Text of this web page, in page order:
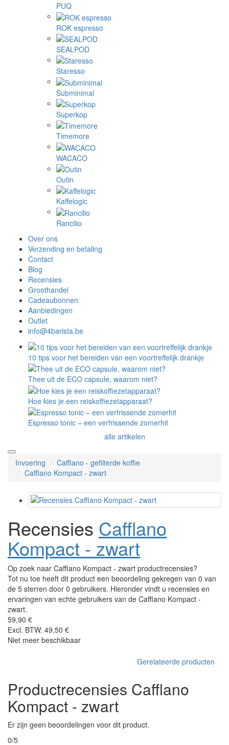
PUQ
ROK espresso
SEALPOD
Staresso
Subminimal
Superkop
Timemore
WACACO
Outin
Kaffelogic
Rancilio
Over ons
Verzending en betaling
Contact
Blog
Recensies
Groothandel
Cadeaubonnen
Aanbiedingen
Outlet
info@4barista.be
10 tips voor het bereiden van een voortreffelijk drankje
Thee uit de ECO capsule, waarom niet?
Hoe kies je een reiskoffiezetapparaat?
Espresso tonic – een verfrissende zomerhit
alle artikelen
Invoering
Cafflano - gefilterde koffie
Cafflano Kompact - zwart
Recensies Cafflano
Kompact - zwart
Op zoek naar Cafflano Kompact - zwart productrecensies?
Tot nu toe heeft dit product een beoordeling gekregen van 0 van
de 5 sterren door 0 gebruikers. Hieronder vindt u recensies en
ervaringen van echte gebruikers van de Cafflano Kompact -
zwart.
59,90 €
Excl. BTW: 49,50 €
Niet meer beschikbaar
Gerelateerde producten
Productrecensies Cafflano
Kompact - zwart
Er zijn geen beoordelingen voor dit product.
0/5